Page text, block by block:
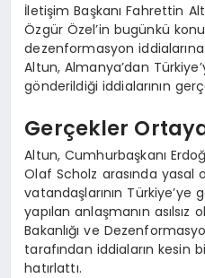
İletişim Başkanı Fahrettin
Özgür Özel’in bugünkü
dezenformasyon
Altun, Almanya’dan
gönderildiği iddialarının
Gerçekler
Altun, Cumhurbaşkanı
Olaf Scholz arasında yasal
vatandaşlarının Türkiye’ye
yapılan anlaşmanın asılsız
Bakanlığı ve
tarafından iddiaların kesin
hatırlattı.